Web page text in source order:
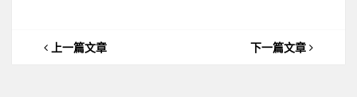
上一篇文章 下一篇文章